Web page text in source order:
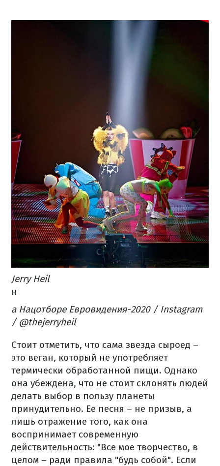
Jerry Heil
н
а Нацотборе Евровидения-2020 / Instagram
/ @thejerryheil
Стоит отметить, что сама звезда сыроед –
это веган, который не употребляет
термически обработанной пищи. Однако
она убеждена, что не стоит склонять людей
делать выбор в пользу планеты
принудительно. Ее песня – не призыв, а
лишь отражение того, как она
воспринимает современную
действительность: "Все мое творчество, в
целом – ради правила "будь собой". Если